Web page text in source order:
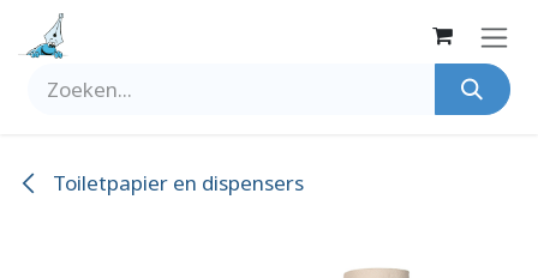
Overslaan naar inhoud
Toiletpapier en dispensers